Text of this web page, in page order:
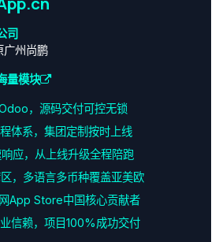
司
广州尚鹏
量模块
，源码交付可控无锁
体系，集团定制按时上线
应，从上线升级全程陪跑
，多语言多币种覆盖亚美欧
App Store中国核心贡献者
信赖，项目100%成功交付